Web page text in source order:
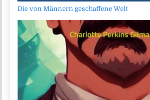
Die von Männern geschaffene Welt